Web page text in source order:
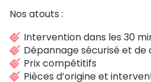
Nos atouts :
Intervention dans les 30
Dépannage sécurisé et de
Prix compétitifs
Pièces d’origine et